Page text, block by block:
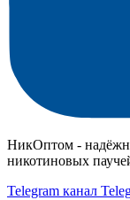
НикОптом -
никотиновых
Telegram канал